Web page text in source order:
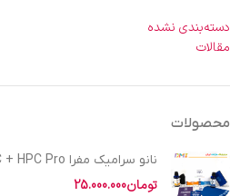
دسته‌بندی نشده
مقالات
محصولات
نانو سرامیک مفرا STC + HPC Pro
تومان25.000.000